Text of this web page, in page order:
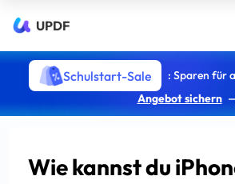
UPDF
Schulstart-Sale
: Sparen für
Angebot sichern
Wie kannst du